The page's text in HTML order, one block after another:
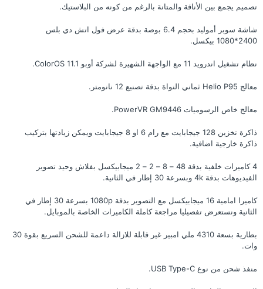
تصميم يجمع بين الأناقة والمتانة بالرغم من كونه من البلاستيك.
شاشة سوبر أموليد بحجم 6.4 بوصة بدقة عرض فول اتش دي بلس
2400*1080 بيكسل.
نظام تشغيل اندرويد 11 مع الواجهة الشهيرة لشركة أوبو ColorOS 11.1.
معالج Helio P95 ثماني النواة بدقة تصنيع 12 نانومتر.
معالج خاص الرسوميات PowerVR GM9446.
ذاكرة تخزين 128 جيجابايت مع رام 6 او 8 جيجابايت ويمكن زيادتها بتركيب
ذاكرة خارجية اضافية.
4 كاميرات خلفية بدقة 48 – 8 – 2 – 2 ميجابيكسل بفلاش وحيد تصوير
الفيديوهات بدقة 4k وبسرعة 30 إطار في الثانية.
كاميرا امامية 16 ميجابيكسل مع التصوير بدقة 1080p بسرعة 30 إطار في
الثانية ونستعرض تفصيليا مراجعة كاملة الكاميرات الخاصة بالموبايل.
بطارية بسعة 4310 ملي امبير غير قابلة للازالة داعمة للشحن السريع بقوة 30
وات.
منفذ شحن من نوع USB Type-C.